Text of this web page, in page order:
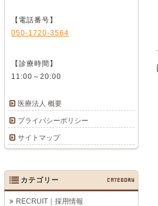
【電話番号】
050-1720-3564
【診療時間】
11:00～20:00
医療法人 概要
プライバシーポリシー
サイトマップ
カテゴリー CATEGORY
RECRUIT｜採用情報